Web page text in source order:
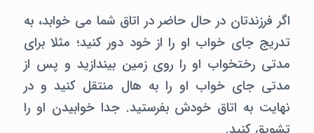
اگر فرزندتان در حال حاضر در اتاق شما می خوابد، به
تدریج جای خواب او را از خود دور کنید؛ مثلا برای
مدتی رختخواب او را روی زمین بیندازید و پس از
مدتی جای خواب او را به هال منتقل کنید و در
نهایت به اتاق خودش بفرستید. جدا خوابیدن او را